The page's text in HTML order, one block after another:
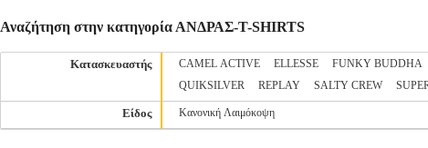
Αναζήτηση στην κατηγορία ΑΝΔΡΑΣ-T-SHIRTS
Κατασκευαστής CAMEL ACTIVE ELLESSE FUNKY BUDDHA
QUIKSILVER
REPLAY SALTY CREW
Είδος Κανονική Λαιμόκοψη